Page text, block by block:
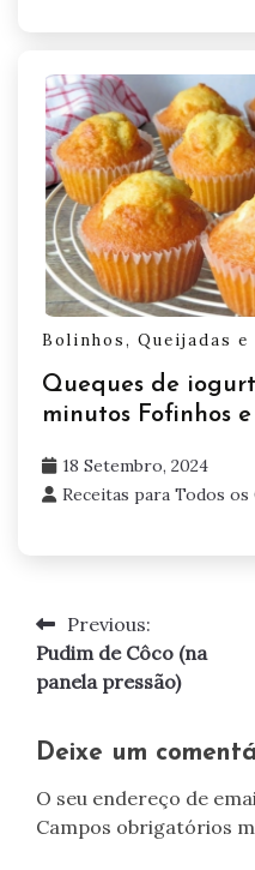
Bolinhos, Queijadas e
Queques de
minutos Fofinhos
18 Setembro, 2024
Receitas para Todos os
Navegação
de
Previous:
Pudim de Côco (na
panela pressão)
Deixe um
O seu endereço de
Campos obrigatórios